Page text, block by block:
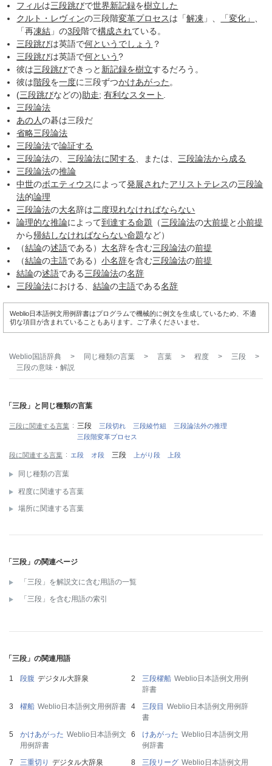
フィルは三段跳びで世界新記録を樹立した
クルト・レヴィンの三段階変革プロセスは「解凍 」、 「変化」
「再凍結 」の3段階で構成されている。
三段跳びは英語で何という でしょう ？
三段跳びは英語で何という?
彼は三段跳びできっと 新記録を樹立するだろう。
彼は階段を一度に三段ずつかけあがった 。
(三段跳びなどの)助走;有利なスタート
三段論法
あの人の碁は三段だ
省略三段論法
三段論法で論証する
三段論法の、 三段論法に関する 、または、 三段論法から成る
三段論法の推論
中世のボエティウスによって発展されたアリストテレスの三段論
法的論理
三段論法の大名辞は二度現れなければならない
論理的な推論によって到達する命題 （三段論法の大前提と小前提
から帰結しなければならない命題など）
（結論の述語である） 大名辞を含む三段論法の前提
（結論の主語である）小名辞を含む三段論法の前提
結論の述語である三段論法の名辞
三段論法における、結論の主語である名辞
Weblio日本語例文用例辞書はプログラムで機械的に例文を生成しているため、不適
切な項目が含まれていることもあります。ご了承くださいませ。
Weblio国語辞典 > 同じ種類の言葉 > 言葉 > 程度 > 三段
>
三段の意味・解説
「三段」と同じ種類の言葉
三段に関連する言葉 三段 三段切れ 三段綾竹組
三段論法外の推理
三段階変革プロセス
段に関連する言葉 エ段 オ段 三段 上がり段 上段
同じ種類の言葉
程度に関連する言葉
場所に関連する言葉
「三段」の関連ページ
「三段」を解説文に含む用語の一覧
「三段」を含む用語の索引
「三段」の関連用語
段腹 デジタル大辞泉 三段櫂船 Weblio日本語例文用例
辞書
櫂船 Weblio日本語例文用例辞書 三段目 Weblio日本語例文用例辞
書
かけあがった Weblio日本語例文
用例辞書
けあがった Weblio日本語例文用
例辞書
三重切り デジタル大辞泉 三段リーグ Weblio日本語例文用